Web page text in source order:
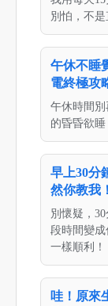
別怕，不是
午休不睡
電終極攻
午休時間
的昏昏欲睡
早上30分
然你教我！
別懷疑，
段時間變
一樣順利！
哇！原來